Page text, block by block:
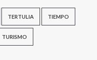
TERTULIA TIEMPO
TURISMO